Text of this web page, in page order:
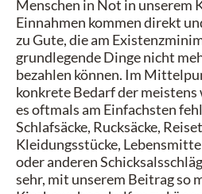
Menschen in Not in unserem
Einnahmen kommen direkt
zu Gute, die am
grundlegende Dinge nicht
bezahlen können. Im
konkrete Bedarf der
es oftmals am Einfachsten
Schlafsäcke, Rucksäcke,
Kleidungsstücke,
oder anderen
sehr, mit unserem Beitrag so